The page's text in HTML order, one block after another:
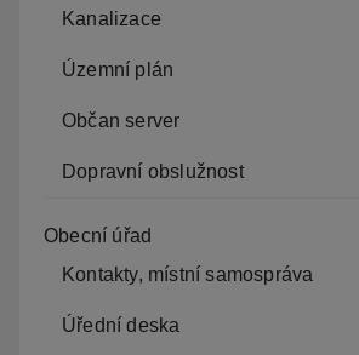
Kanalizace
Územní plán
Občan server
Dopravní obslužnost
Obecní úřad
Kontakty, místní samospráva
Úřední deska